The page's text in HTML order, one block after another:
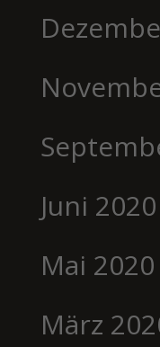
Juni 2020
Mai 2020
März